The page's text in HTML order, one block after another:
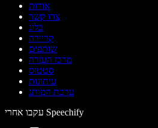
אודות
צרו קשר
בלוג
קריירה
שותפים
מרכז העזרה
סטטוס
עיתונות
ערכת המותג
עקבו אחרי Speechify